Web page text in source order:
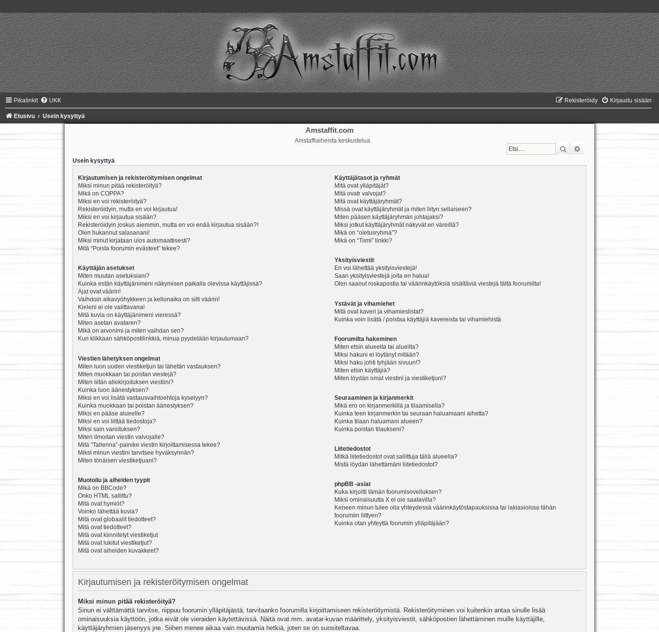
Pikalinkit UKK Kirjaudu sisään
Rekisteröidy
Etusivu Usein kysyttyä
Amstaffit.com
Amstaffiaiheista keskustelua
Etsi
Usein kysyttyä
Kirjautumisen ja rekisteröitymisen ongelmat
Miksi minun pitää rekisteröityä?
Mikä on COPPA?
Miksi en voi rekisteröityä?
Rekisteröidyin, mutta en voi kirjautua!
Miksi en voi kirjautua sisään?
Rekisteröidyin joskus aiemmin, mutta en voi enää kirjautua sisään?!
Olen hukannut salasanani!
Miksi minut kirjataan ulos automaattisesti?
Mitä “Poista foorumin evästeet” tekee?
Käyttäjän asetukset
Miten muutan asetuksiani?
Kuinka estän käyttäjänimeni näkymisen paikalla olevissa käyttäjissä?
Ajat ovat väärin!
Vaihdoin aikavyöhykkeen ja kellonaika on silti väärin!
Kieleni ei ole valittavana!
Mitä kuvia on käyttäjänimeni vieressä?
Miten asetan avataren?
Mikä on arvonimi ja miten vaihdan sen?
Kun klikkaan sähköpostilinkkiä, minua pyydetään kirjautumaan?
Viestien lähetyksen ongelmat
Miten luon uuden viestiketjun tai lähetän vastauksen?
Miten muokkaan tai poistan viestejä?
Miten liitän allekirjoituksen viestiini?
Kuinka luon äänestyksen?
Miksi en voi lisätä vastausvaihtoehtoja kyselyyn?
Kuinka muokkaan tai poistan äänestyksen?
Miksi en pääse alueelle?
Miksi en voi liittää tiedostoja?
Miksi sain varoituksen?
Miten ilmoitan viestin valvojalle?
Mitä “Tallenna”-painike viestin kirjoittamisessa tekee?
Miksi minun viestini tarvitsee hyväksynnän?
Miten tönäisen viestiketjuani?
Muotoilu ja aiheiden tyypit
Mikä on BBCode?
Onko HTML sallittu?
Mitä ovat hymiöt?
Voinko lähettää kuvia?
Mitä ovat globaalit tiedotteet?
Mitä ovat tiedotteet?
Mitä ovat kiinnitetyt viestiketjut
Mitä ovat lukitut viestiketjut?
Mitä ovat aiheiden kuvakkeet?
Käyttäjätasot ja ryhmät
Mitä ovat ylläpitäjät?
Mitä ovatr valvojat?
Mitä ovat käyttäjäryhmät?
Missä ovat käyttäjäryhmät ja miten liityn sellaiseen?
Miten pääsen käyttäjäryhmän johtajaksi?
Miksi jotkut käyttäjäryhmät näkyvät eri väreillä?
Mikä on “oletusryhmä”?
Mikä on “Tiimi” linkki?
Yksityisviestit
En voi lähettää yksityisviestejä!
Saan yksityisviestejä joita en halua!
Olen saanut roskapostia tai väärinkäytöksiä sisältäviä viestejä tältä foorumilta!
Ystävät ja vihamiehet
Mitä ovat kaveri ja vihamieslistat?
Kuinka voin lisätä / poistaa käyttäjiä kavereista tai vihamiehistä
Foorumilta hakeminen
Miten etsin alueelta tai alueilta?
Miksi hakuni ei löytänyt mitään?
Miksi haku johti tyhjään sivuun!?
Miten etsin käyttäjiä?
Miten löydän omat viestini ja viestiketjuni?
Seuraaminen ja kirjanmerkit
Mikä ero on kirjanmerkillä ja tilaamisella?
Kuinka teen kirjanmerkin tai seuraan haluamaani aihetta?
Kuinka tilaan haluamani alueen?
Kuinka poistan tilaukseni?
Liitetiedostot
Mitkä liitetiedostot ovat sallittuja tällä alueella?
Mistä löydän lähettämäni liitetiedostot?
phpBB -asiat
Kuka kirjoitti tämän foorumisovelluksen?
Miksi ominaisuutta X ei ole saatavilla?
Keneen minun tulee olla yhteydessä väärinkäytöstapauksissa tai lakiasioissa tähän
foorumiin liittyen?
Kuinka otan yhteyttä foorumin ylläpitäjään?
Kirjautumisen ja rekisteröitymisen ongelmat
Miksi minun pitää rekisteröityä?
Sinun ei välttämättä tarvitse, riippuu foorumin ylläpitäjästä, tarvitaanko foorumilla kirjoittamiseen rekisteröitymistä. Rekisteröityminen voi kuitenkin antaa sinulle lisää
ominaisuuksia käyttöön, jotka eivät ole vieraiden käytettävissä. Näitä ovat mm. avatar-kuvan määrittely, yksityisviestit, sähköpostien lähettäminen muille käyttäjille,
käyttäjäryhmien jäsenyys jne. Siihen menee aikaa vain muutamia hetkiä, joten se on suositeltavaa.